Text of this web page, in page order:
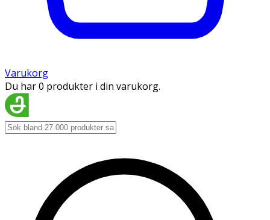
Varukorg
Du har 0 produkter i din varukorg.